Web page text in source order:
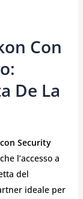
Con
De La
Security
l’accesso a
del
ideale per